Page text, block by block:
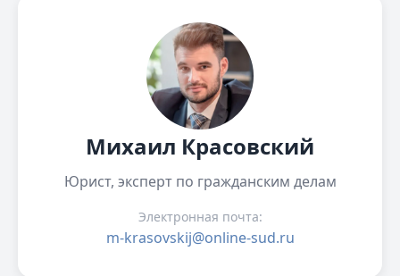
Михаил Красовский
Юрист, эксперт по гражданским делам
Электронная почта:
m-krasovskij@online-sud.ru